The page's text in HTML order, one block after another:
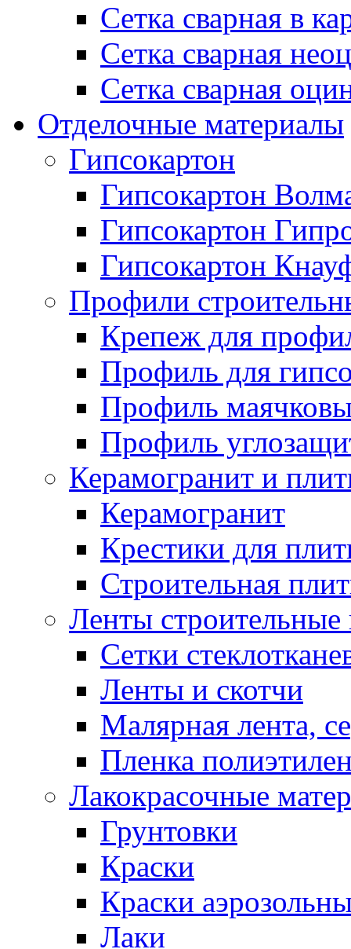
Сетка сварная в
Сетка сварная
Сетка сварная
Отделочные материалы
Гипсокартон
Гипсокартон
Гипсокартон
Гипсокартон
Профили
Крепеж для
Профиль для
Профиль
Профиль
Керамогранит и
Керамогранит
Крестики для
Строительная
Ленты строительные
Cетки
Ленты и скотчи
Малярная лента,
Пленка
Лакокрасочные
Грунтовки
Краски
Краски
Лаки